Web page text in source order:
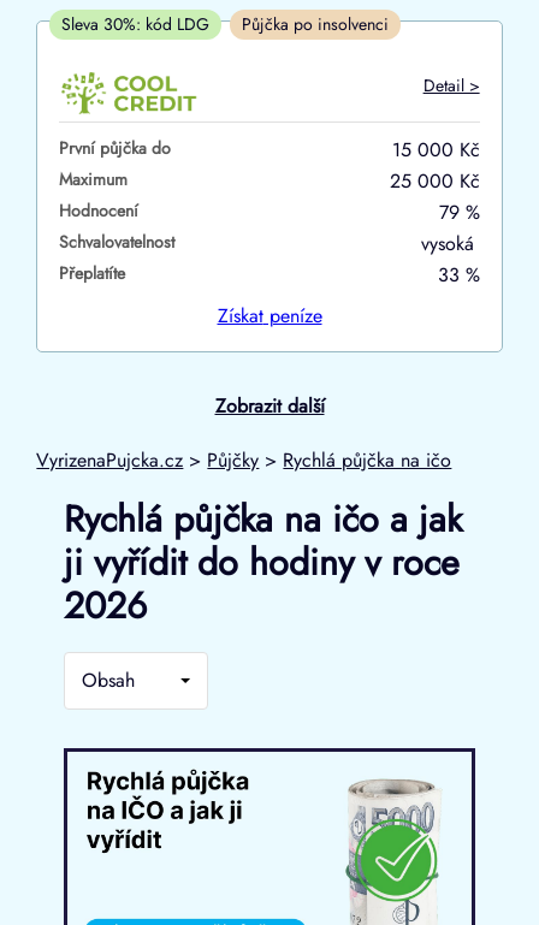
ano
Sleva 30%: kód LDG Půjčka po insolvenci
Detail >
První půjčka do 15 000 Kč
Maximum 25 000 Kč
Hodnocení 79 %
Schvalovatelnost vysoká
Přeplatíte
33 %
Získatpeníze
Zobrazit další
VyrizenaPujcka.cz > Půjčky > Rychlá půjčka na ičo
Rychlá půjčka na ičo a jak
ji vyřídit do hodiny v roce
2026
Obsah